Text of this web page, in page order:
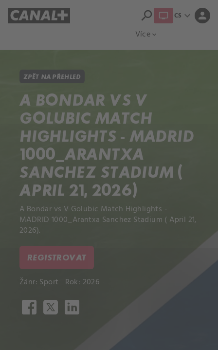
Více expand_more
search CS expand_more person
ZPĚT NA PŘEHLED
A BONDAR VS V
GOLUBIC MATCH
HIGHLIGHTS - MADRID
1000_ARANTXA
SANCHEZ STADIUM (
APRIL 21, 2026)
A Bondar vs V Golubic Match Highlights -
MADRID 1000_Arantxa Sanchez Stadium ( April 21,
2026).
REGISTROVAT
Žánr:Sport Rok: 2026